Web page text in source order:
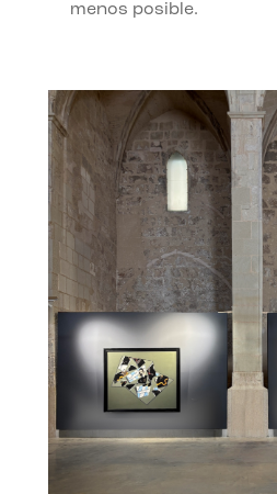
menos posible.